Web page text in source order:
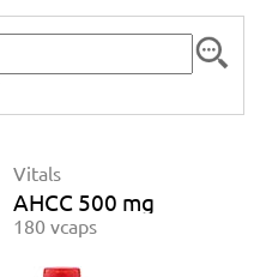
Vitals
AHCC 500 mg
180 vcaps